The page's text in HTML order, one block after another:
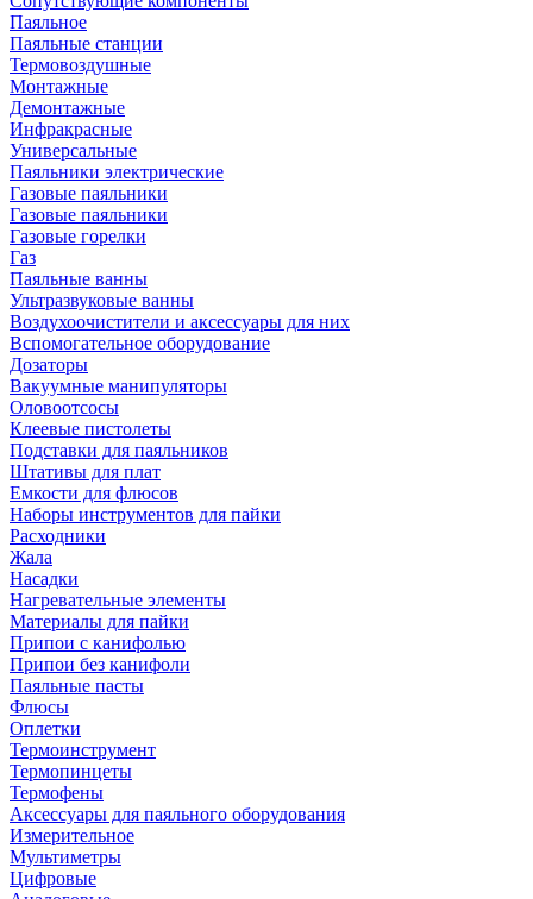
Паяльное
Паяльные станции
Термовоздушные
Монтажные
Демонтажные
Инфракрасные
Универсальные
Паяльники электрические
Газовые паяльники
Газовые паяльники
Газовые горелки
Газ
Паяльные ванны
Ультразвуковые ванны
Воздухоочистители и аксессуары для них
Вспомогательное оборудование
Дозаторы
Вакуумные манипуляторы
Оловоотсосы
Клеевые пистолеты
Подставки для паяльников
Штативы для плат
Емкости для флюсов
Наборы инструментов для пайки
Расходники
Жала
Насадки
Нагревательные элементы
Материалы для пайки
Припои с канифолью
Припои без канифоли
Паяльные пасты
Флюсы
Оплетки
Термоинструмент
Термопинцеты
Термофены
Аксессуары для паяльного оборудования
Измерительное
Мультиметры
Цифровые